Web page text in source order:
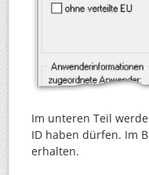
Im unteren Teil
ID haben dürfen. Im
erhalten.